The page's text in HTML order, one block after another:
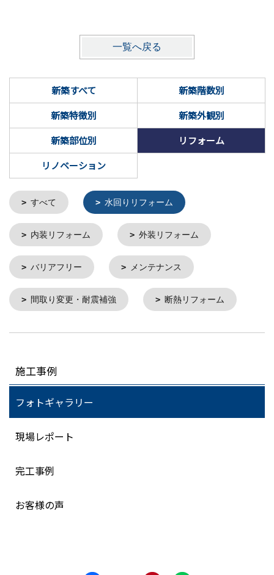
一覧へ戻る
新築すべて
新築階数別
新築特徴別
新築外観別
新築部位別
リフォーム
リノベーション
すべて 水回りリフォーム
内装リフォーム 外装リフォーム
バリアフリー メンテナンス
間取り変更・耐震補強 断熱リフォーム
施工事例
フォトギャラリー
現場レポート
完工事例
お客様の声